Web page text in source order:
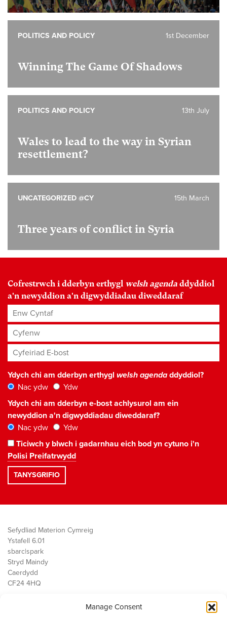
Manage Consent
Winning The Game Of Shadows
1st December
POLITICS AND POLICY
Wales to lead to the way in Syrian
resettlement?
13th July
POLITICS AND POLICY
Three years of conflict in Syria
15th March
UNCATEGORIZED @CY
Cofrestrwch i dderbyn erthygl welsh agenda ddyddiol
a'n newyddion a'n digwyddiadau diweddaraf
Enw Cyntaf
Cyfenw
Cyfeiriad E-bost*
Ydych chi am dderbyn erthygl welsh agendaddyddiol?
Nac ydw
Ydw
Ydych chi am dderbyn e-bost achlysurol am ein
newyddion a'n digwyddiadau diweddaraf?
Nac ydw
Ydw
Ticiwch y blwch i gadarnhau eich bod yn cytuno i'n
Polisi Preifatrwydd
Sefydliad Materion Cymreig
Ystafell 6.01
sbarc|spark
Stryd Maindy
Caerdydd
CF24 4HQ